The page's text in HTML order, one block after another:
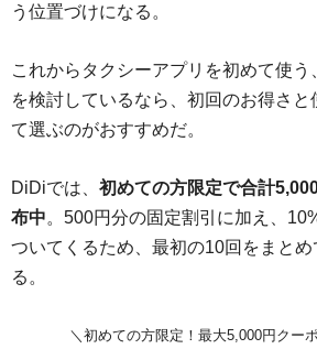
う位置づけになる。
これからタクシーアプリを初めて使う
を検討しているなら、初回のお得さと
て選ぶのがおすすめだ。
DiDiでは、 初めての方限定で合計
布中。500円分の固定割引に加え、
ついてくるため、最初の10回をまとめ
る。
＼初めての方限定！最大5,000円クー